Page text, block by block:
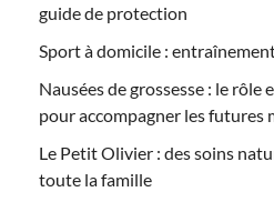
guide de protection
Sport à domicile :
Nausées de grossesse : le rôle
pour accompagner les futures
Le Petit Olivier : des soins
toute la famille